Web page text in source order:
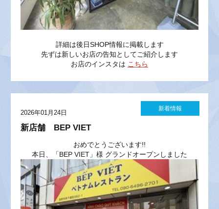
詳細は後日SHOP情報に掲載します
先ずは新しいお店の告知としてご紹介します
お店のインスタは こちら
2026年01月24日
新店舗 BEP VIET
おめでとうございます!!
本日、「BEP VIET」様 グランドオープンしました
新着情報